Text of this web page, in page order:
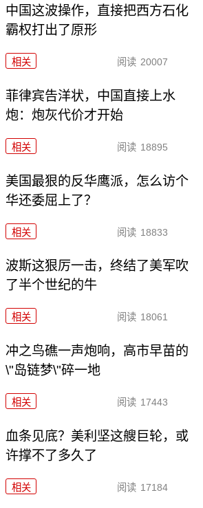
中国这波操作，直接把西方石化
霸权打出了原形
相关 阅读 20007
菲律宾告洋状，中国直接上水
炮：炮灰代价才开始
相关 阅读 18895
美国最狠的反华鹰派，怎么访个
华还委屈上了？
相关 阅读 18833
波斯这狠厉一击，终结了美军吹
了半个世纪的牛
相关 阅读 18061
冲之鸟礁一声炮响，高市早苗的
\"岛链梦\"碎一地
相关 阅读 17443
血条见底？美利坚这艘巨轮，或
许撑不了多久了
相关 阅读 17184